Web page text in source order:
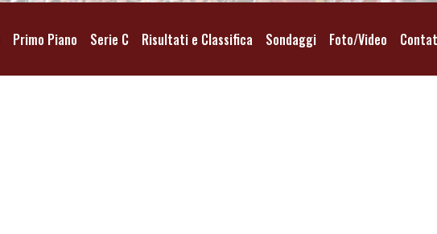
Primo Piano Serie C Risultati e Classifica Sondaggi Foto/Video